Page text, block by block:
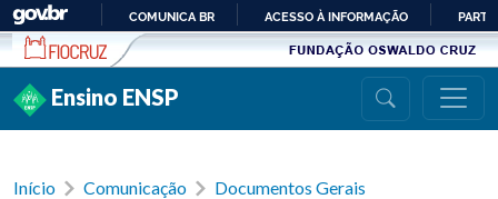
Ir para conteúdo
PARA
COMUNICA BR ACESSO À INFORMAÇÃO
Ensino ENSP
Início Comunicação Documentos Gerais